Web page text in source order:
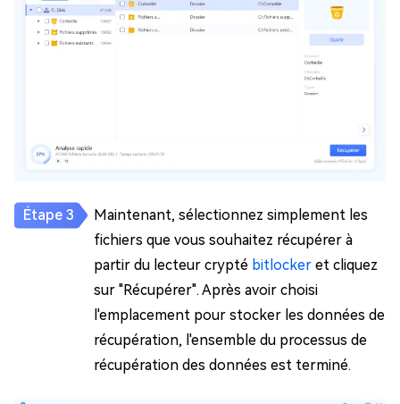
Maintenant, sélectionnez simplement les
fichiers que vous souhaitez récupérer à
partir du lecteur crypté bitlocker et cliquez
sur "Récupérer". Après avoir choisi
l'emplacement pour stocker les données de
récupération, l'ensemble du processus de
récupération des données est terminé.